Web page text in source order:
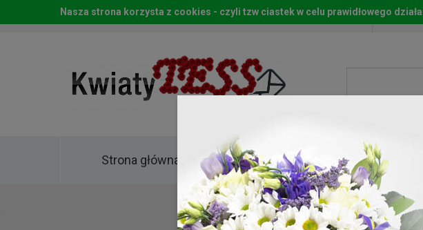
Start
Strona główna Kwiaty
Nasza strona korzysta z cookies - czyli tzw ciastek w celu prawidłowego